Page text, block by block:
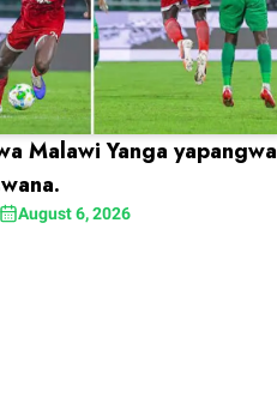
Malawi Yanga yapangwa
August 6, 2026